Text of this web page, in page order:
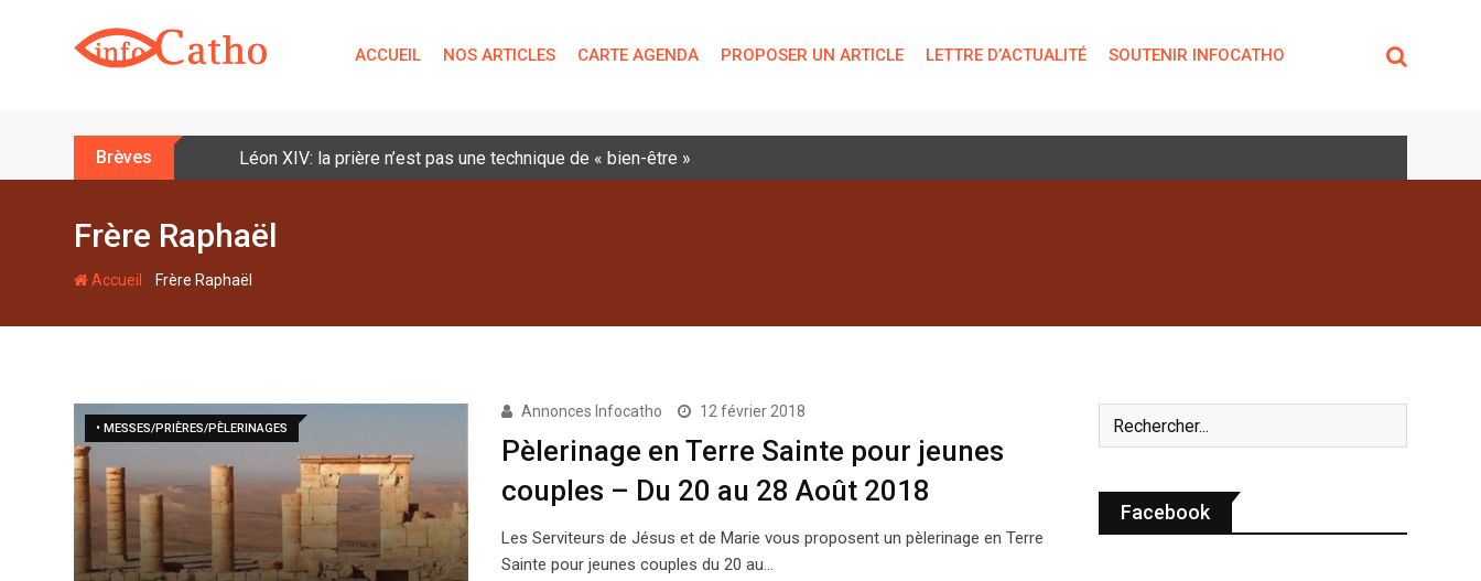
t
ACCUEIL NOS ARTICLES CARTE AGENDA PROPOSER UN ARTICLE LETTRE D’ACTUALITÉ SOUTENIR INFOCATHO
Brèves Léon XIV: la prière n’est pas une technique de « bien-être »
Frère Raphaël
Accueil - Frère Raphaël
• MESSES/PRIÈRES/PÈLERINAGES
Annonces Infocatho 12 février 2018
Pèlerinage en Terre Sainte pour jeunes
couples – Du 20 au 28 Août 2018
Les Serviteurs de Jésus et de Marie vous proposent un pèlerinage en Terre
Sainte pour jeunes couples du 20 au…
Facebook